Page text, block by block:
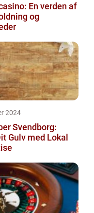
En verden af
og
2024
Svendborg:
Gulv med Lokal